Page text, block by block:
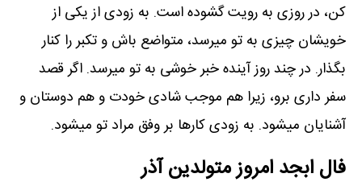
کن، در روزی به رویت گشوده است. به زودی از یکی از
خویشان چیزی به تو میرسد، متواضع باش و تکبر را کنار
بگذار. در چند روز آینده خبر خوشی به تو میرسد. اگر قصد
سفر داری برو، زیرا هم موجب شادی خودت و هم دوستان و
آشنایان میشود. به زودی کارها بر وفق مراد تو میشود.
فال ابجد امروز متولدین آذر